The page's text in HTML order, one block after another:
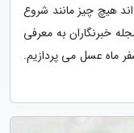
هیچ چیز مانند شروع
خبرنگاران به معرفی
ماه عسل می پردازیم.